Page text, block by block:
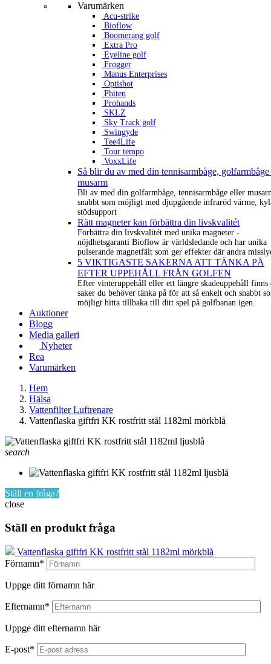
Varumärken
Acu-strike
Bioflow
Boomerang golf
Extra Pro
Eyeline golf
Frogger
Manus Enterprises
Optishot
Phiten
Prohands
SKLZ
Sky Track golf
Swingyde
Tee4Life
Tour tempo
VoxxLife
Så blir du av med din tennisarmbåge,
musarm
Bli av med din golfarmbåge, tennisarmbåge eller
snabbt som möjligt med djupgående infraröd värme,
stödsupport
Rätt magneter kan förbättra din livskvalitét
Förbättra din livskvalitét med unika magneter -
nöjdhetsgaranti Bioflow är världsledande och har unika
pulserande magnetfält som ger effekter där andra
5 VIKTIGASTE SAKERNA ATT TÄNKA PÅ
EFTER UPPEHÅLL FRÅN GOLFEN
Efter vinteruppehåll eller ett längre skadeuppehåll finns
saker du behöver tänka på för att så enkelt och snabbt
möjligt hitta tillbaka till ditt spel på golfbanan igen.
Auktioner
Blogg
Media galleri
Nyheter
Rea
Varumärken
Hem
Hälsa
Vattenfilter Luftrenare
Vattenflaska giftfri KK rostfritt stål 1182ml mörkblå
search
Ställ en fråga?
close
Ställ en produkt fråga
Vattenflaska giftfri KK rostfritt stål 1182ml mörkblå
Förnamn*
Uppge ditt förnamn här
Efternamn*
Uppge ditt efternamn här
E-post*